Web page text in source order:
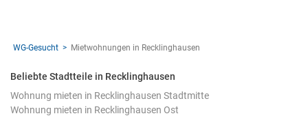
WG-Gesucht Mietwohnungen in Recklinghausen
Beliebte Stadtteile in Recklinghausen
Wohnung mieten in Recklinghausen Stadtmitte
Wohnung mieten in Recklinghausen Ost